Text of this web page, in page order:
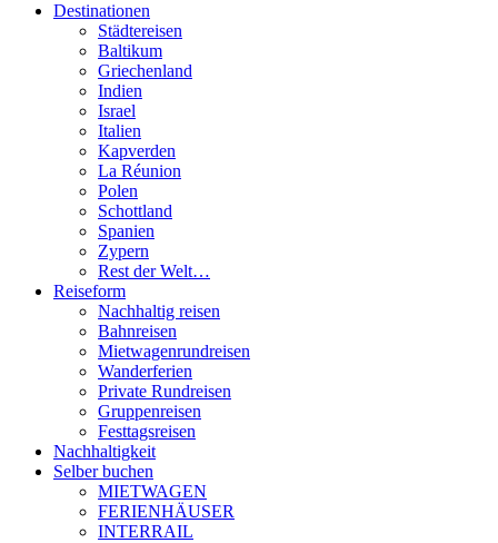
Destinationen
Städtereisen
Baltikum
Griechenland
Indien
Israel
Italien
Kapverden
La Réunion
Polen
Schottland
Spanien
Zypern
Rest der Welt…
Reiseform
Nachhaltig reisen
Bahnreisen
Mietwagenrundreisen
Wanderferien
Private Rundreisen
Gruppenreisen
Festtagsreisen
Nachhaltigkeit
Selber buchen
MIETWAGEN
FERIENHÄUSER
INTERRAIL